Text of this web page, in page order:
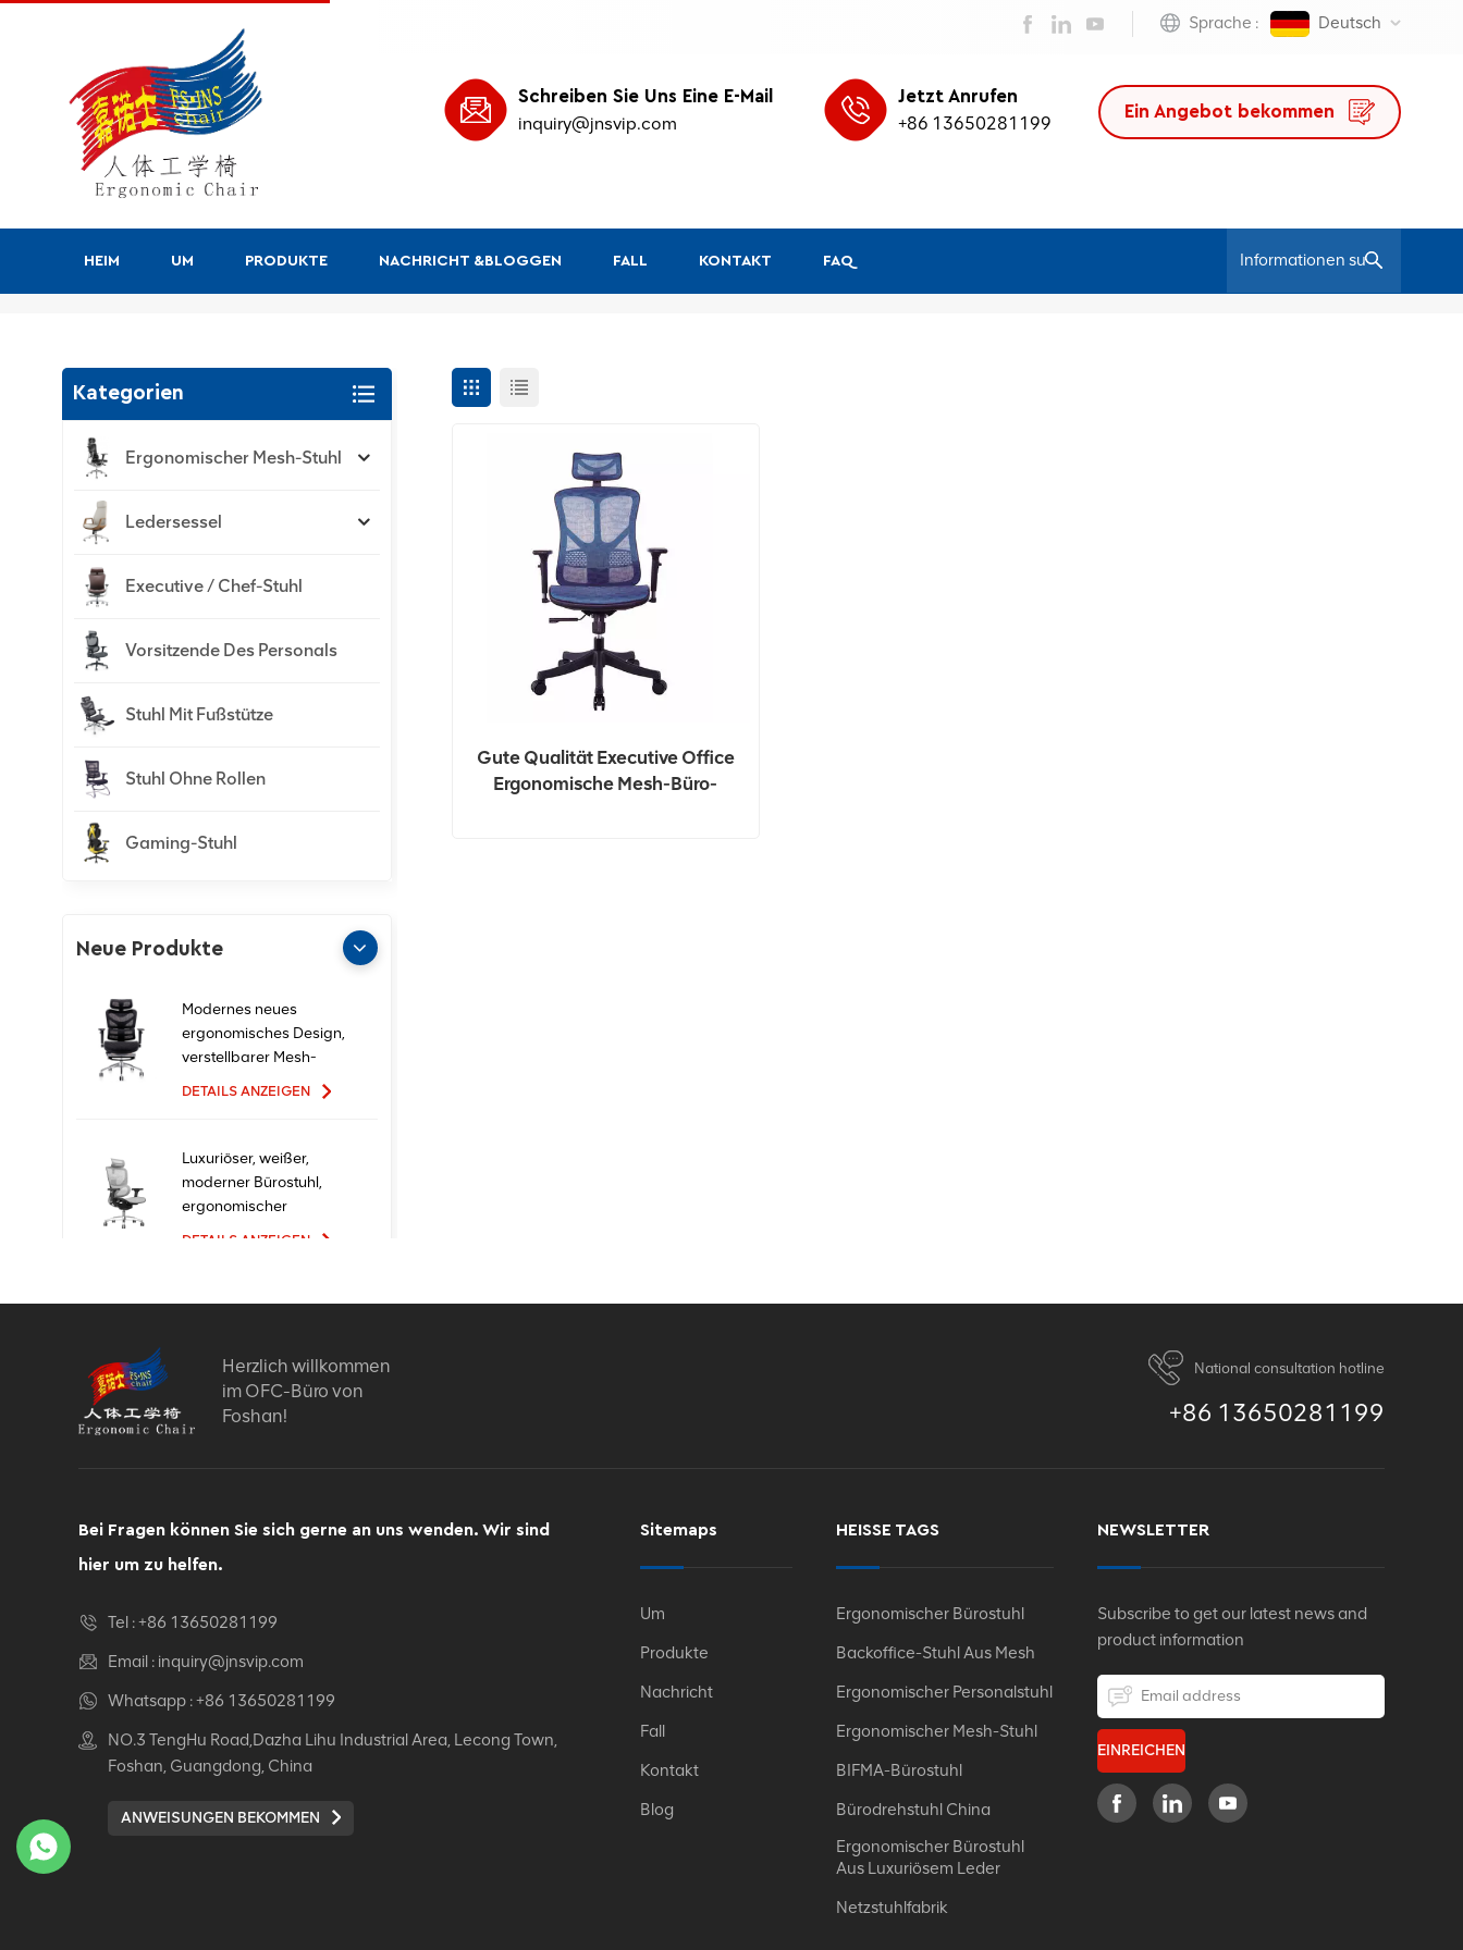
Sprache : Deutsch
Ein Angebot bekommen
Schreiben Sie Uns Eine E-Mail
inquiry@jnsvip.com
Jetzt Anrufen
+86 13650281199
HEIM UM PRODUKTE NACHRICHT &BLOGGEN FALL KONTAKT FAQ
Gute Qualität Executive Office
Ergonomische Mesh-Büro-
Kategorien
Ergonomischer Mesh-Stuhl
Ledersessel
Executive / Chef-Stuhl
Vorsitzende Des Personals
Stuhl Mit Fußstütze
Stuhl Ohne Rollen
Gaming-Stuhl
Neue Produkte
Modernes neues
ergonomisches Design,
verstellbarer Mesh-
DETAILS ANZEIGEN
Luxuriöser, weißer,
moderner Bürostuhl,
ergonomischer
Chefsessel mit Mesh-
DETAILS ANZEIGEN
Ergonomische
Design und hoher
DETAILS ANZEIGEN
Bürostuhl
DETAILS ANZEIGEN
Lederstuhl Auding:
Ultimate Komfort für
Büro- und
Hausgebrauch
Auding Ergonomischer
Lederstuhl: Stilvolle
ganzen Tag Komfort
Herzlich willkommen
im OFC-Büro von
Foshan!
National consultation hotline
+86 13650281199
Bei Fragen können Sie sich gerne an uns wenden. Wir sind
hier um zu helfen.
Tel :+86 13650281199
Email : inquiry@jnsvip.com
Whatsapp :+86 13650281199
NO.3 TengHu Road,Dazha Lihu Industrial Area, Lecong Town,
Foshan, Guangdong, China
ANWEISUNGEN BEKOMMEN
Sitemaps
Um
Produkte
Nachricht
Fall
Kontakt
Blog
HEISSE TAGS
Ergonomischer Bürostuhl
Backoffice-Stuhl Aus Mesh
Ergonomischer Personalstuhl
Ergonomischer Mesh-Stuhl
BIFMA-Bürostuhl
Bürodrehstuhl China
Ergonomischer Bürostuhl
Aus Luxuriösem Leder
Netzstuhlfabrik
NEWSLETTER
Subscribe to get our latest news and
product information
EINREICHEN